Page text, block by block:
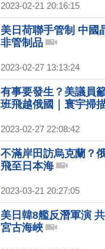
2023-02-21 20:16:15
美日荷聯手管制 中國
非管制品
2023-02-27 13:13:24
有事要發生？美議員
班飛越俄國｜寰宇掃
2023-02-27 22:08:42
不滿岸田訪烏克蘭？
飛至日本海
2023-03-21 20:27:05
美日韓8艦反潛軍演
宮古海峽